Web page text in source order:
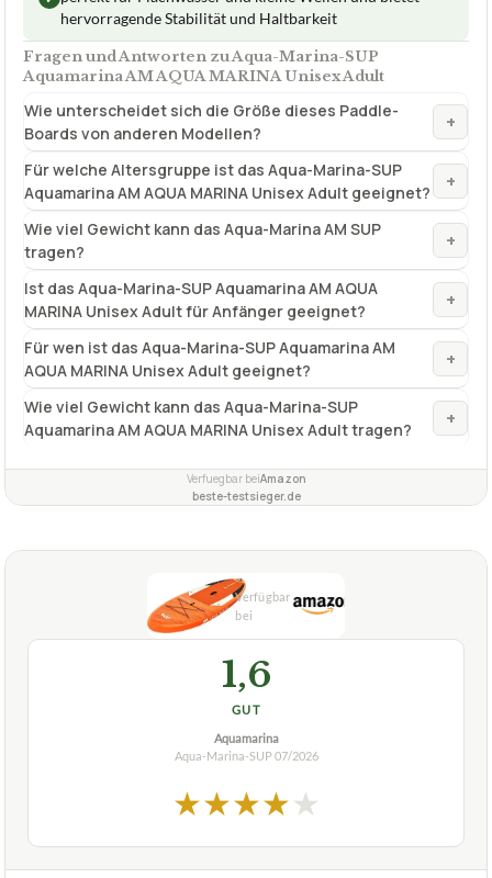
hervorragende Stabilität und Haltbarkeit
Fragen und Antworten zu Aqua-Marina-SUP
Aquamarina AM AQUA MARINA Unisex Adult
Wie unterscheidet sich die Größe dieses Paddle-
Boards von anderen Modellen?
+
Für welche Altersgruppe ist das Aqua-Marina-SUP
Aquamarina AM AQUA MARINA Unisex Adult geeignet?
+
Wie viel Gewicht kann das Aqua-Marina AM SUP
tragen?
+
Ist das Aqua-Marina-SUP Aquamarina AM AQUA
MARINA Unisex Adult für Anfänger geeignet?
+
Für wen ist das Aqua-Marina-SUP Aquamarina AM
AQUA MARINA Unisex Adult geeignet?
+
Wie viel Gewicht kann das Aqua-Marina-SUP
Aquamarina AM AQUA MARINA Unisex Adult tragen?
+
Verfuegbar beiAmazon
beste-testsieger.de
1,6
GUT
Aquamarina
Aqua-Marina-SUP 07/2026
★★★★★